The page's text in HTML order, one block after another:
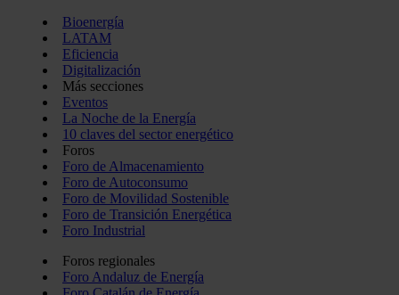
Bioenergía
LATAM
Eficiencia
Digitalización
Más secciones
Eventos
La Noche de la Energía
10 claves del sector energético
Foros
Foro de Almacenamiento
Foro de Autoconsumo
Foro de Movilidad Sostenible
Foro de Transición Energética
Foro Industrial
Foros regionales
Foro Andaluz de Energía